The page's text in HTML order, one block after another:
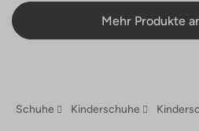
Mehr Produkte
Schuhe Kinderschuhe